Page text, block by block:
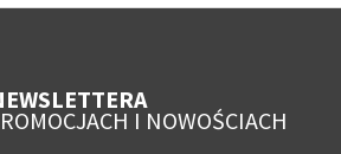
I NOWOŚCIACH